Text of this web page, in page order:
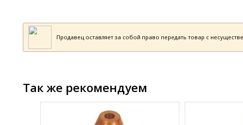
Продавец оставляет за собой право передать товар с
Так же рекомендуем